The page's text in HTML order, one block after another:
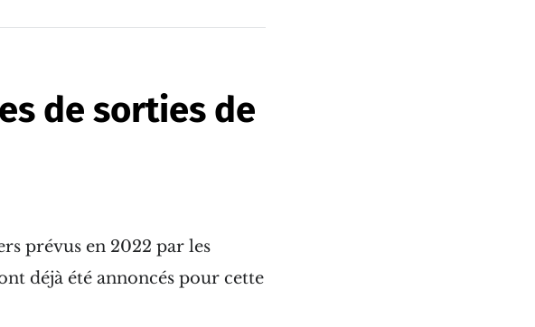
de sorties de
prévus en 2022 par les
déjà été annoncés pour cette